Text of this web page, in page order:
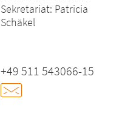
Sekretariat: Patricia
Schäkel
+49 511 543066-15